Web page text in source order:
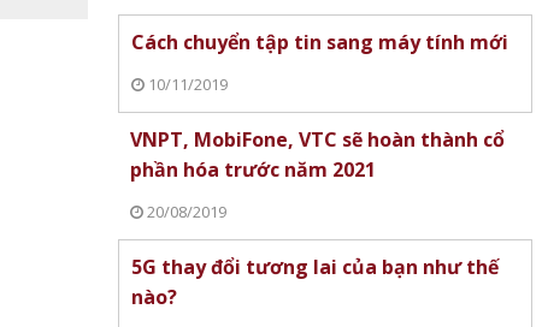
Cách chuyển tập tin sang máy tính mới
10/11/2019
VNPT, MobiFone, VTC sẽ hoàn thành cổ
phần hóa trước năm 2021
20/08/2019
5G thay đổi tương lai của bạn như thế
nào?